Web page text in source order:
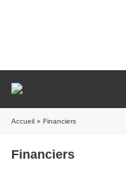
Accueil » Financiers
Financiers